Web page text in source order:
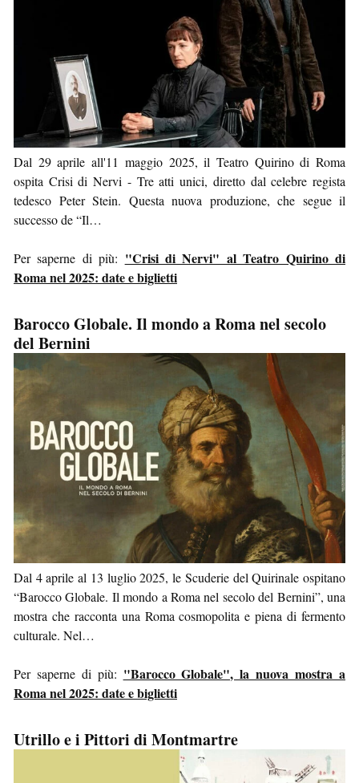
Dal 29 aprile all'11 maggio 2025, il Teatro Quirino di Roma
ospita Crisi di Nervi - Tre atti unici, diretto dal celebre regista
tedesco Peter Stein. Questa nuova produzione, che segue il
successo de “Il…
Per saperne di più: "Crisi di Nervi" al Teatro Quirino di
Roma nel 2025: date e biglietti
Barocco Globale. Il mondo a Roma nel secolo
del Bernini
Dal 4 aprile al 13 luglio 2025, le Scuderie del Quirinale ospitano
“Barocco Globale. Il mondo a Roma nel secolo del Bernini”, una
mostra che racconta una Roma cosmopolita e piena di fermento
culturale. Nel…
Per saperne di più: "Barocco Globale", la nuova mostra a
Roma nel 2025: date e biglietti
Utrillo e i Pittori di Montmartre